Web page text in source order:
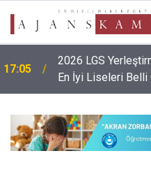
17:05
2026 LGS
En İyi Liseleri Belli